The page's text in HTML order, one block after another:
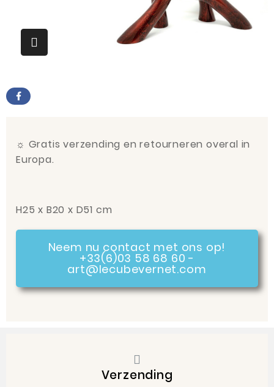
☼ Gratis verzending en retourneren overal in
Europa.
H25 x B20 x D51 cm
Neem nu contact met ons op!
+33(6)03 58 68 60 -
art@lecubevernet.com
Verzending